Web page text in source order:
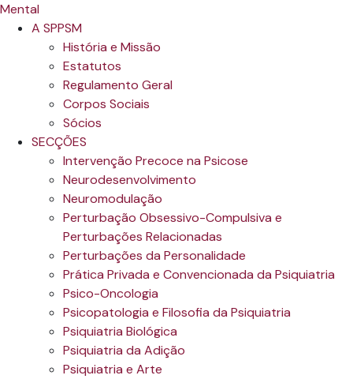
A SPPSM
História e Missão
Estatutos
Regulamento Geral
Corpos Sociais
Sócios
SECÇÕES
Intervenção Precoce na Psicose
Neurodesenvolvimento
Neuromodulação
Perturbação Obsessivo-Compulsiva e
Perturbações Relacionadas
Perturbações da Personalidade
Prática Privada e Convencionada da Psiquiatria
Psico-Oncologia
Psicopatologia e Filosofia da Psiquiatria
Psiquiatria Biológica
Psiquiatria da Adição
Psiquiatria e Arte